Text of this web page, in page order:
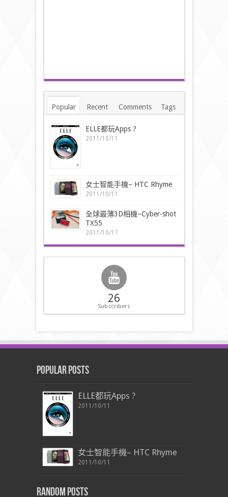
Popular Recent Comments Tags
ELLE都玩Apps ?
2011/10/11
女士智能手機– HTC Rhyme
2011/10/11
全球最薄3D相機–Cyber-shot
TX55
2011/10/17
26
Subscribers
Popular Posts
ELLE都玩Apps ?
2011/10/11
女士智能手機– HTC Rhyme
2011/10/11
Random Posts